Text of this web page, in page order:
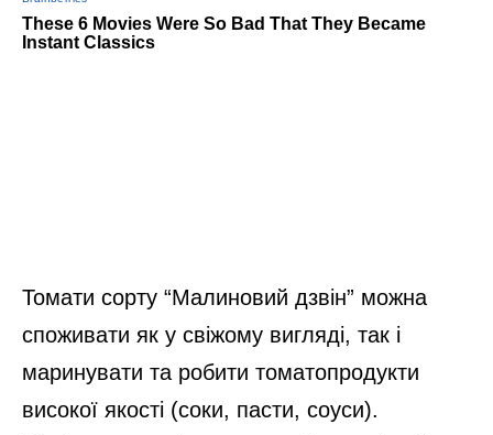
Томати сорту “Малиновий дзвін” можна
споживати як у свіжому вигляді, так і
маринувати та робити томатопродукти
високої якості (соки, пасти, соуси).